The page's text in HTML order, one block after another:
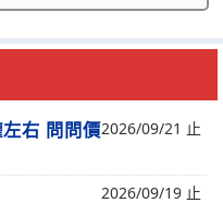
右 問問價2026/09/21 止
2026/09/19 止